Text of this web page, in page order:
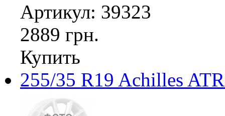
Артикул: 39323
2889 грн.
Купить
255/35 R19 Achilles